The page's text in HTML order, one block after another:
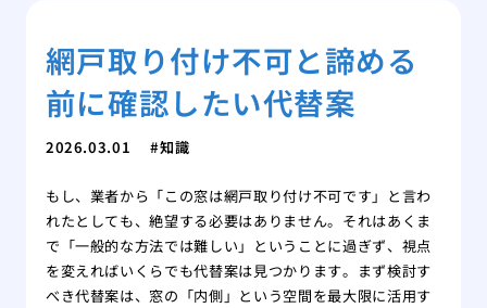
網戸取り付け不可と諦める
前に確認したい代替案
2026.03.01 知識
もし、業者から「この窓は網戸取り付け不可です」と言わ
れたとしても、絶望する必要はありません。それはあくま
で「一般的な方法では難しい」ということに過ぎず、視点
を変えればいくらでも代替案は見つかります。まず検討す
べき代替案は、窓の「内側」という空間を最大限に活用す